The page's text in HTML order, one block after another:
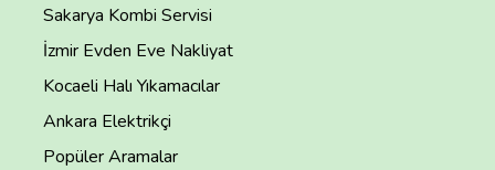
Sakarya Kombi Servisi
İzmir Evden Eve Nakliyat
Kocaeli Halı Yıkamacılar
Ankara Elektrikçi
Popüler Aramalar